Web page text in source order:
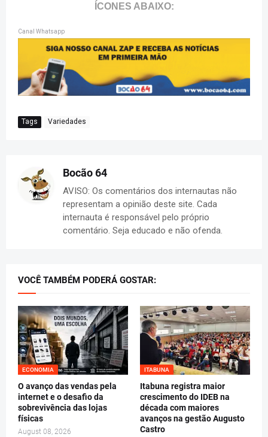
ÍCONES ABAIXO:
Canal Whatsapp
Tags Variedades
Bocão 64
AVISO: Os comentários dos internautas não
representam a opinião deste site. Cada
internauta é responsável pelo próprio
comentário. Seja educado e não ofenda.
VOCÊ TAMBÉM PODERÁ GOSTAR:
ECONOMIA
O avanço das vendas pela
internet e o desafio da
sobrevivência das lojas
físicas
August 08, 2026
ITABUNA
Itabuna registra maior
crescimento do IDEB na
década com maiores
avanços na gestão Augusto
Castro